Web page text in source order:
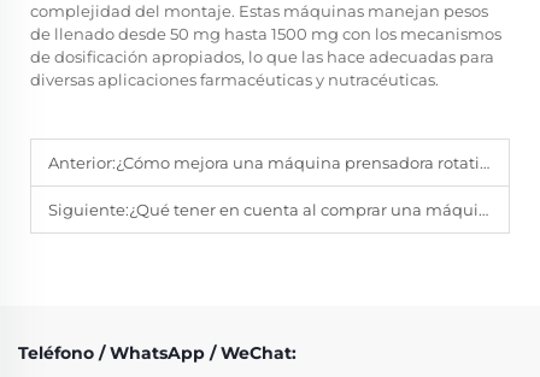
complejidad del montaje. Estas máquinas manejan pesos
de llenado desde 50 mg hasta 1500 mg con los mecanismos
de dosificación apropiados, lo que las hace adecuadas para
diversas aplicaciones farmacéuticas y nutracéuticas.
Anterior:¿Cómo mejora una máquina prensadora rotativa de comprimidos la calidad de la producción?
Siguiente:¿Qué tener en cuenta al comprar una máquina prensadora rotativa de comprimidos?
Teléfono / WhatsApp / WeChat: